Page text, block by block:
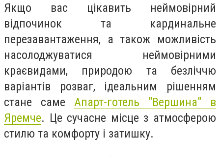
Якщо вас цікавить неймовірний
відпочинок та кардинальне
перезавантаження, а також можливість
насолоджуватися неймовірними
краєвидами, природою та безліччю
варіантів розваг, ідеальним рішенням
стане саме Апарт-готель "Вершина" в
Яремче. Це сучасне місце з атмосферою
стилю та комфорту і затишку.